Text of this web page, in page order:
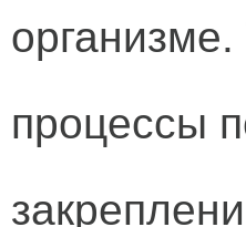
организме.
процессы